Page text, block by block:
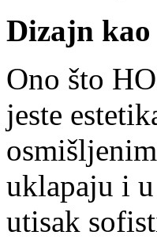
Dizajn
Ono što
jeste
uklapaju i
utisak